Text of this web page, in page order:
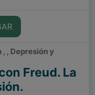
, Depresión y
Freud. La